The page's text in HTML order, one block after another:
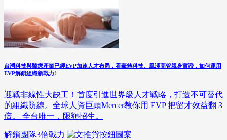
台灣科技與醫療產業已經EVP加速人才布局，看豪勉科技、風澤高管親身實證，如何運用
EVP解鎖組織新戰力!
迎戰非線性大缺工！首度引進世界級人才戰略，打造不可替代
的組織防線。全球人資巨頭Mercer教你用 EVP 把留才效益翻 3
倍。 全台唯一，限額招生。
解鎖團隊3倍戰力